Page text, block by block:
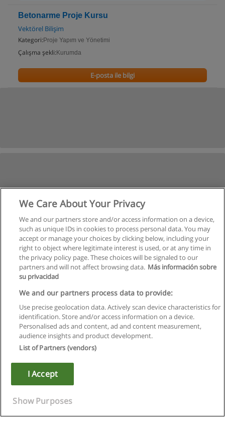
Betonarme Proje Kursu
Vektörel Bilişim
Kategori: Proje Yapım ve Yönetimi
Çalışma şekli: Kurumda
E-posta ile bilgi
Kullanım koşulları
Gizlilik politikası
Copyright © Educaedu Business S.L. - CIF : B-95610580: -
We Care About Your Privacy
We and our partners store and/or access information on a device,
such as unique IDs in cookies to process personal data. You may
accept or manage your choices by clicking below, including your
right to object where legitimate interest is used, or at any time in
the privacy policy page. These choices will be signaled to our
partners and will not affect browsing data. Más información sobre
su privacidad
We and our partners process data to provide:
Use precise geolocation data. Actively scan device characteristics for
identification. Store and/or access information on a device.
Personalised ads and content, ad and content measurement,
audience insights and product development.
List of Partners (vendors)
I Accept
Show Purposes